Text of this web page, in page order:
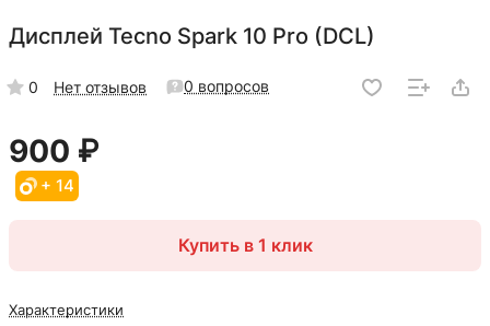
Дисплей Tecno Spark 10 Pro (DCL)
0 Нет отзывов 0 вопросов
900 ₽
+ 14
Купить в 1 клик
Характеристики